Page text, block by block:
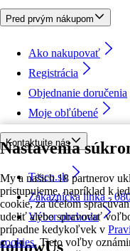
Nastavenia
My a našich 18 partnerov
pristupujeme, napríklad k
cookie, za účelom
udeliť alebo spravovať
prípadne kedykoľvek v
cookies. Tieto voľby
Pred prvým nákupom
Ako nakupovať
Registrácia
Objednanie doručenia
Moje obľúbené
Kontaktujte nás
Tesco.sk
Zákaznícka linka -
Výber obchodu
followUs